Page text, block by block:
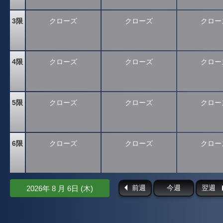
3限
4限
5限
6限
クローズ
クローズ
クローズ
クローズ
クローズ
クローズ
クローズ
クローズ
クロ
クロ
クロ
クロ
2026年 8 月 6日 (木) 前週 今週 翌週